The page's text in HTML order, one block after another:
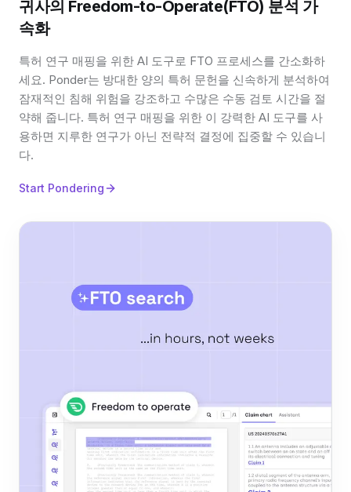
귀사의 Freedom-to-Operate(FTO) 분석 가
속화
특허 연구 매핑을 위한 AI 도구로 FTO 프로세스를 간소화하
세요. Ponder는 방대한 양의 특허 문헌을 신속하게 분석하여
잠재적인 침해 위험을 강조하고 수많은 수동 검토 시간을 절
약해 줍니다. 특허 연구 매핑을 위한 이 강력한 AI 도구를 사
용하면 지루한 연구가 아닌 전략적 결정에 집중할 수 있습니
다.
Start Pondering